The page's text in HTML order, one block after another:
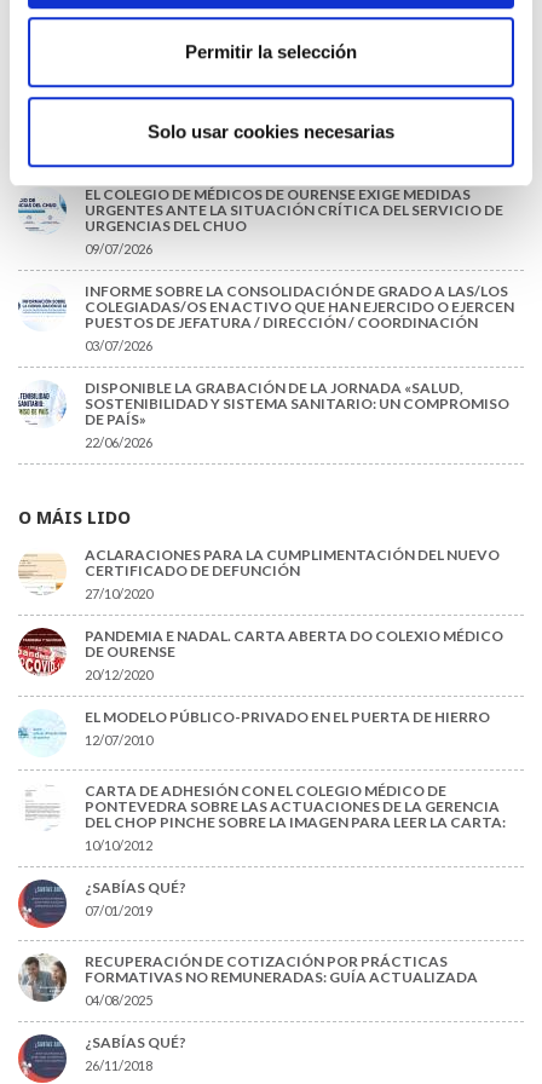
Permitir la selección
Solo usar cookies necesarias
TRÁFICO SUPRIME LAS EXENCIONES MÉDICAS PARA EL USO
EL AUMENTO DE PRIMAS A MUFACE NO MEJORA LAS
MUTUALISTAS
EL COLEGIO DE MÉDICOS DE OURENSE EXIGE MEDIDAS
URGENTES ANTE LA SITUACIÓN CRÍTICA DEL SERVICIO DE
URGENCIAS DEL CHUO
09/07/2026
INFORME SOBRE LA CONSOLIDACIÓN DE GRADO A LAS/LOS
COLEGIADAS/OS EN ACTIVO QUE HAN EJERCIDO O EJERCEN
PUESTOS DE JEFATURA / DIRECCIÓN / COORDINACIÓN
03/07/2026
DISPONIBLE LA GRABACIÓN DE LA JORNADA «SALUD,
SOSTENIBILIDAD Y SISTEMA SANITARIO: UN COMPROMISO
DE PAÍS»
22/06/2026
O MÁIS LIDO
ACLARACIONES PARA LA CUMPLIMENTACIÓN DEL NUEVO
CERTIFICADO DE DEFUNCIÓN
27/10/2020
PANDEMIA E NADAL. CARTA ABERTA DO COLEXIO MÉDICO
DE OURENSE
20/12/2020
EL MODELO PÚBLICO-PRIVADO EN EL PUERTA DE HIERRO
12/07/2010
CARTA DE ADHESIÓN CON EL COLEGIO MÉDICO DE
PONTEVEDRA SOBRE LAS ACTUACIONES DE LA GERENCIA
DEL CHOP PINCHE SOBRE LA IMAGEN PARA LEER LA CARTA:
10/10/2012
¿SABÍAS QUÉ?
07/01/2019
RECUPERACIÓN DE COTIZACIÓN POR PRÁCTICAS
FORMATIVAS NO REMUNERADAS: GUÍA ACTUALIZADA
04/08/2025
¿SABÍAS QUÉ?
26/11/2018